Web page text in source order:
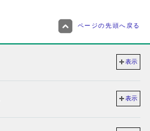
ページの先頭へ戻る
表示
表示